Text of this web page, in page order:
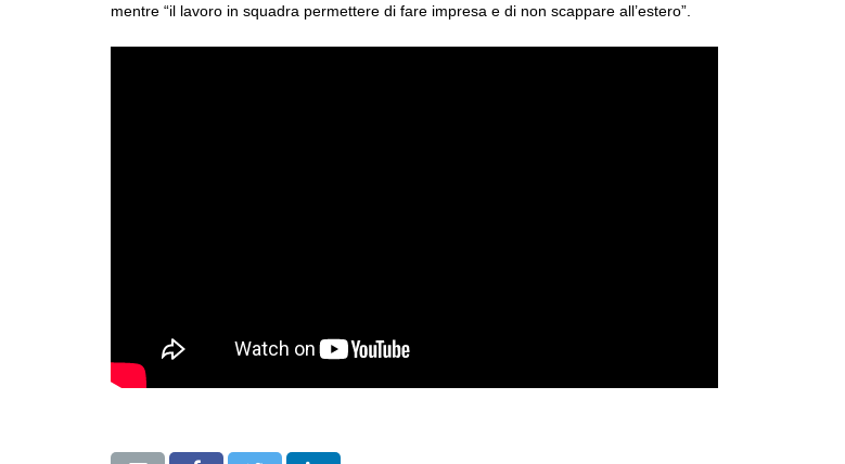
mentre “il lavoro in squadra permettere di fare impresa e di non scappare all’estero”.